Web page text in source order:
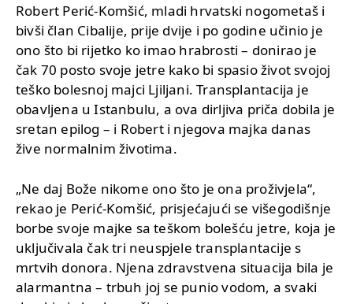
Robert Perić-Komšić, mladi hrvatski nogometaš i
bivši član Cibalije, prije dvije i po godine učinio je
ono što bi rijetko ko imao hrabrosti – donirao je
čak 70 posto svoje jetre kako bi spasio život svojoj
teško bolesnoj majci Ljiljani. Transplantacija je
obavljena u Istanbulu, a ova dirljiva priča dobila je
sretan epilog – i Robert i njegova majka danas
žive normalnim životima.
„Ne daj Bože nikome ono što je ona proživjela“,
rekao je Perić-Komšić, prisjećajući se višegodišnje
borbe svoje majke sa teškom bolešću jetre, koja je
uključivala čak tri neuspjele transplantacije s
mrtvih donora. Njena zdravstvena situacija bila je
alarmantna – trbuh joj se punio vodom, a svaki